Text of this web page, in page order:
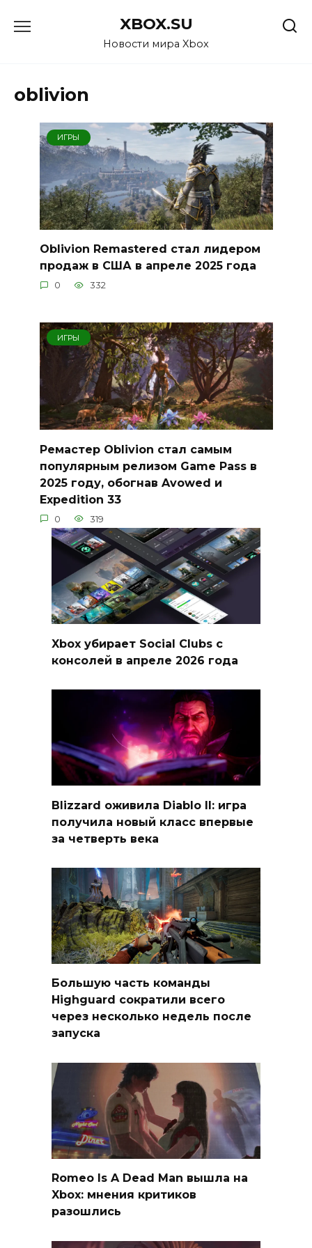
XBOX.SU
Новости мира Xbox
oblivion
ИГРЫ
Oblivion Remastered стал лидером
продаж в США в апреле 2025 года
0 332
ИГРЫ
Ремастер Oblivion стал самым
популярным релизом Game Pass в
2025 году, обогнав Avowed и
Expedition 33
0 319
Xbox убирает Social Clubs с
консолей в апреле 2026 года
Blizzard оживила Diablo II: игра
получила новый класс впервые
за четверть века
Большую часть команды
Highguard сократили всего
через несколько недель после
запуска
Romeo Is A Dead Man вышла на
Xbox: мнения критиков
разошлись